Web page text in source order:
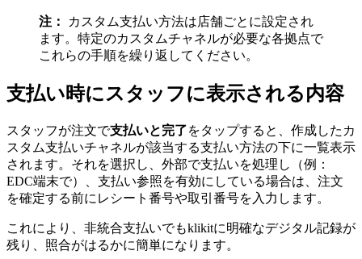
注：
カスタム支払い方法は店舗ごとに設定され
ます。特定のカスタムチャネルが必要な各拠点で
これらの手順を繰り返してください。
支払い時にスタッフに表示される内容
スタッフが注文で支払いと完了をタップすると、作成したカ
スタム支払いチャネルが該当する支払い方法の下に一覧表示
されます。それを選択し、外部で支払いを処理し（例：
EDC端末で）、支払い参照を有効にしている場合は、注文
を確定する前にレシート番号や取引番号を入力します。
これにより、非統合支払いでもklikitに明確なデジタル記録が
残り、照合がはるかに簡単になります。